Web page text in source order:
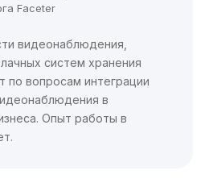
Faceter
видеонаблюдения,
систем хранения
по вопросам интеграции
в
Опыт работы в